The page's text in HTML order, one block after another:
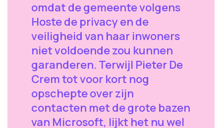
omdat de gemeente volgens
Hoste de privacy en de
veiligheid van haar inwoners
niet voldoende zou kunnen
garanderen. Terwijl Pieter De
Crem tot voor kort nog
opschepte over zijn
contacten met de grote bazen
van Microsoft, lijkt het nu wel